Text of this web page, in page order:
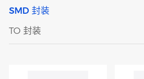
SMD 封装
TO 封装